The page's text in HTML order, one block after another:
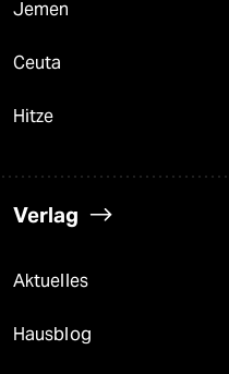
Jemen
Ceuta
Hitze
Verlag
Aktuelles
Hausblog